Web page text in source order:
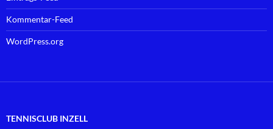
Kommentar-Feed
WordPress.org
TENNISCLUB INZELL